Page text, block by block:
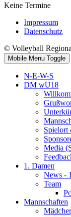
Keine Termine
Impressum
Datenschutz
© Volleyball
Mobile Menu Toggle
N-E-W-S
DM wU18
Spielort
Media
1. Damen
News -
Team
Mannschaften